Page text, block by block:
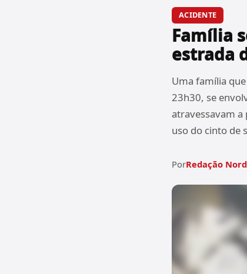
ACIDENTE
Família
estrada
Uma família
23h30, se
atravessavam a
uso do cinto de
PorRedação